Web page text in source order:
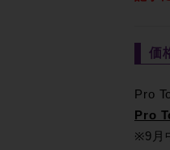
価
Pro
Pro
※9月